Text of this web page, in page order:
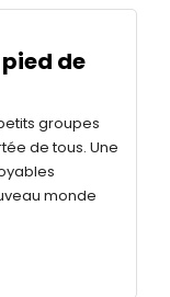
de
groupes
de tous. Une
monde